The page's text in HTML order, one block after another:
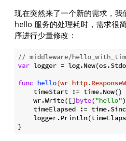
现在突然来了一个新的需求，我
hello 服务的处理耗时，需求很
序进行少量修改：
// middleware/
var logger =
func hello(wr
    timeStart := time.Now()
    wr.Write([]
byte("hello"
timeElapsed :=